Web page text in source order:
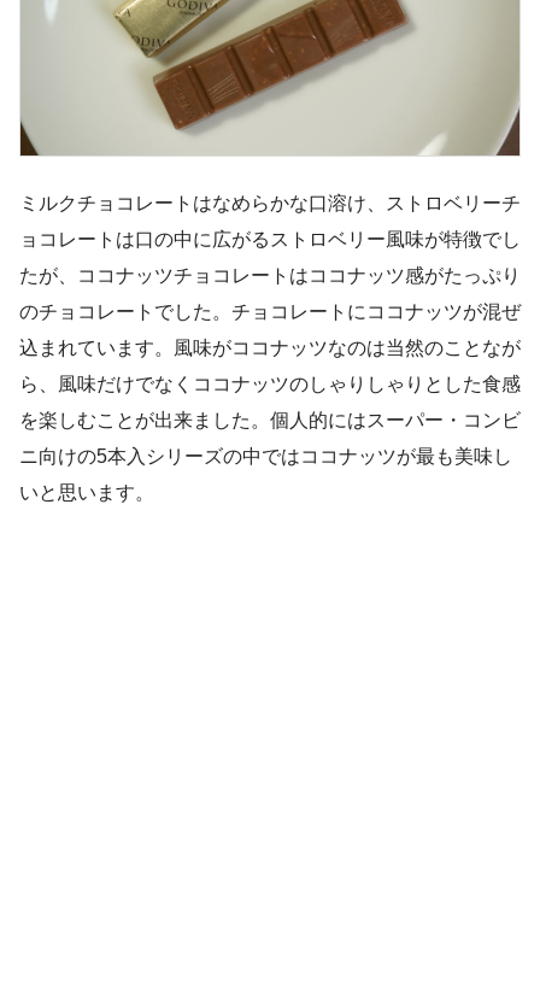
ミルクチョコレートはなめらかな口溶け、ストロベリーチ
ョコレートは口の中に広がるストロベリー風味が特徴でし
たが、ココナッツチョコレートはココナッツ感がたっぷり
のチョコレートでした。チョコレートにココナッツが混ぜ
込まれています。風味がココナッツなのは当然のことなが
ら、風味だけでなくココナッツのしゃりしゃりとした食感
を楽しむことが出来ました。個人的にはスーパー・コンビ
ニ向けの5本入シリーズの中ではココナッツが最も美味し
いと思います。